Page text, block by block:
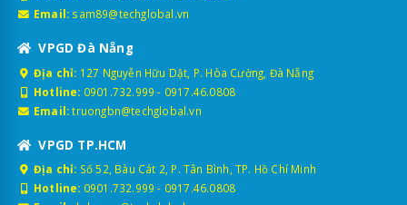
Email: sam89@techglobal.vn
VPGD Đà Nẵng
Địa chỉ: 127 Nguyễn Hữu Dật, P. Hòa Cường, Đà Nẵng
Hotline: 0901.732.999 - 0917.46.0808
Email: truongbn@techglobal.vn
VPGD TP.HCM
Địa chỉ: Số 52, Bàu Cát 2, P. Tân Bình, TP. Hồ Chí Minh
Hotline: 0901.732.999 - 0917.46.0808